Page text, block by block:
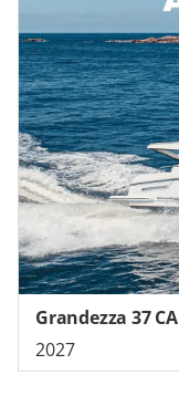
Grandezza 37 CA
2027